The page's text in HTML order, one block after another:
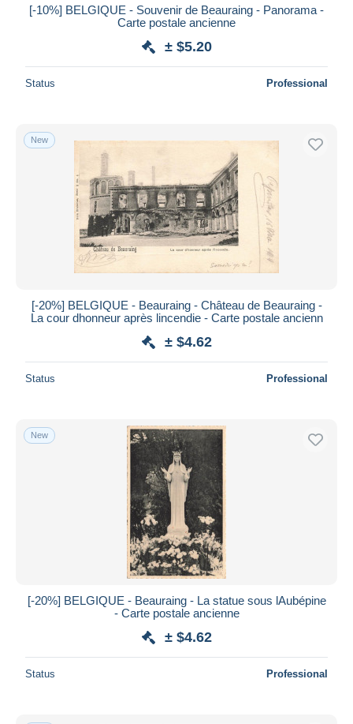
[-10%] BELGIQUE - Souvenir de Beauraing - Panorama -
Carte postale ancienne
± $5.20
Status Professional
New
[-20%] BELGIQUE - Beauraing - Château de Beauraing -
La cour dhonneur après lincendie - Carte postale ancienn
± $4.62
Status Professional
New
[-20%] BELGIQUE - Beauraing - La statue sous lAubépine
- Carte postale ancienne
± $4.62
Status Professional